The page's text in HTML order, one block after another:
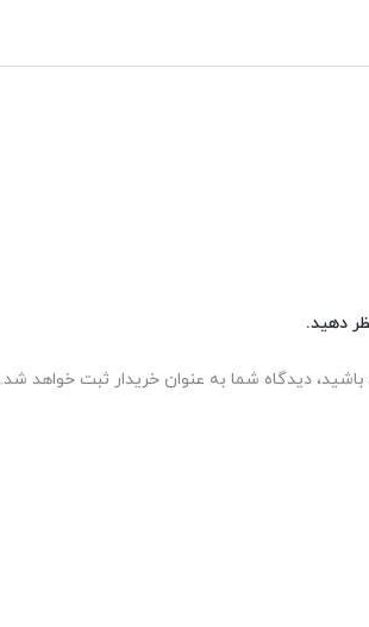
دهید.
باشید، دیدگاه شما به عنوان خریدار ثبت خواهد شد.